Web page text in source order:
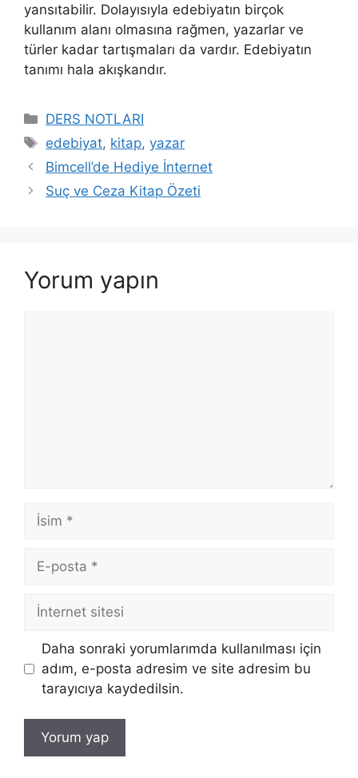
yansıtabilir. Dolayısıyla edebiyatın birçok
kullanım alanı olmasına rağmen, yazarlar ve
türler kadar tartışmaları da vardır. Edebiyatın
tanımı hala akışkandır.
Kategoriler
DERS NOTLARI
Etiketler
edebiyat, kitap,yazar
Bimcell’de Hediye İnternet
Suç ve Ceza Kitap Özeti
Yorum yapın
İsim
posta
İnternet
sitesi
Daha sonraki yorumlarımda kullanılması için
adım, e-posta adresim ve site adresim bu
tarayıcıya kaydedilsin.